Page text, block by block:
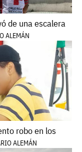
de una escalera
ALEMÁN
robo en los
ALEMÁN